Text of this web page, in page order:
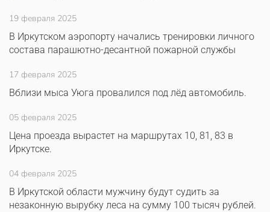
19 февраля 2025
В Иркутском аэропорту начались тренировки личного
состава парашютно-десантной пожарной службы
17 февраля 2025
Вблизи мыса Уюга провалился под лёд автомобиль.
05 февраля 2025
Цена проезда вырастет на маршрутах 10, 81, 83 в
Иркутске.
04 февраля 2025
В Иркутской области мужчину будут судить за
незаконную вырубку леса на сумму 100 тысяч рублей.